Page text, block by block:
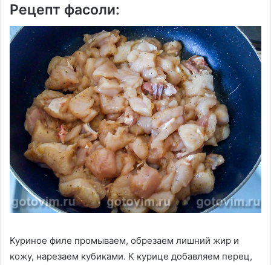
Рецепт фасоли:
Куриное филе промываем, обрезаем лишний жир и
кожу, нарезаем кубиками. К курице добавляем перец,